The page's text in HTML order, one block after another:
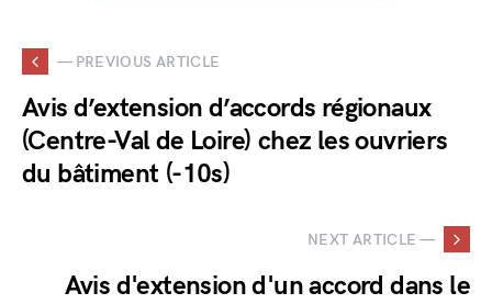
— PREVIOUS ARTICLE
Avis d’extension d’accords régionaux
(Centre-Val de Loire) chez les ouvriers
du bâtiment (-10s)
NEXT ARTICLE —
Avis d'extension d'un accord dans le